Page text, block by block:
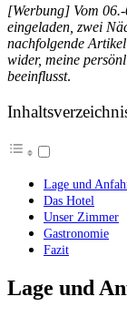
[Werbung] Vom
eingeladen, zwei
nachfolgende
wider, meine
beeinflusst.
Lage und
Das Hotel
Unser Zimmer
Gastronomie
Fazit
Lage und